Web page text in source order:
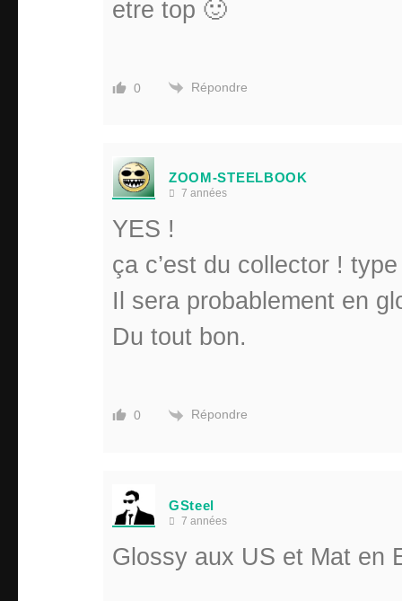
etre top 🙂
0 Répondre
ZOOM-STEELBOOK
7 années
YES !
ça c’est du collector !
Il sera probablement en
Du tout bon.
0 Répondre
GSteel
7 années
Glossy aux US et Mat en